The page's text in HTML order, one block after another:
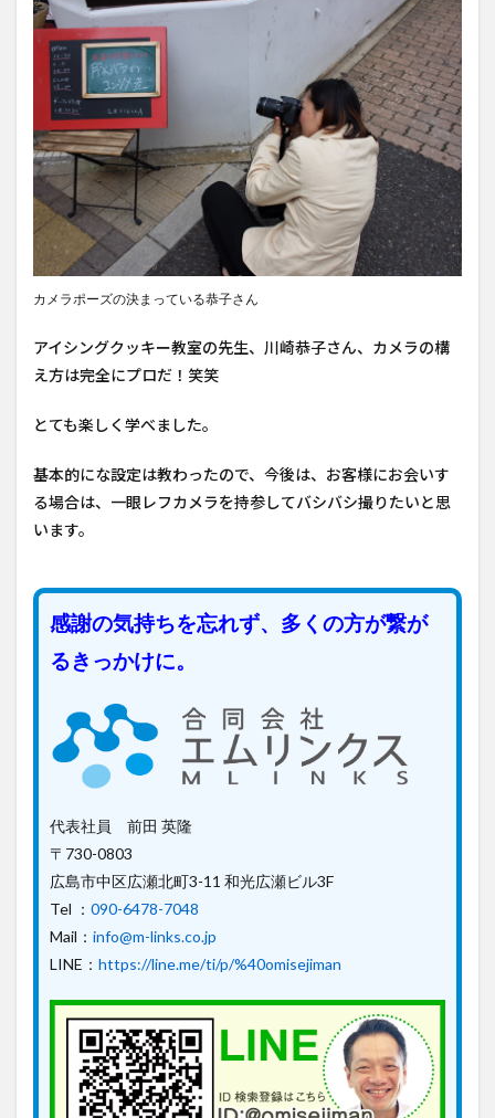
カメラポーズの決まっている恭子さん
アイシングクッキー教室の先生、川崎恭子さん、カメラの構
え方は完全にプロだ！笑笑
とても楽しく学べました。
基本的にな設定は教わったので、今後は、お客様にお会いす
る場合は、一眼レフカメラを持参してバシバシ撮りたいと思
います。
感謝の気持ちを忘れず、多くの方が繋が
るきっかけに。
代表社員 前田 英隆
〒730-0803
広島市中区広瀬北町3-11 和光広瀬ビル3F
Tel ： 090-6478-7048
Mail： info@m-links.co.jp
LINE： https://line.me/ti/p/%40omisejiman